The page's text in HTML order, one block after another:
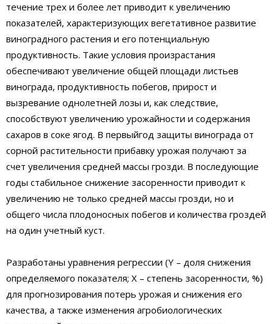
течение трех и более лет приводит к увеличению
показателей, характеризующих вегетативное развитие
виноградного растения и его потенциальную
продуктивность. Такие условия произрастания
обеспечивают увеличение общей площади листьев
винограда, продуктивность побегов, прирост и
вызревание однолетней лозы и, как следствие,
способствуют увеличению урожайности и содержания
сахаров в соке ягод. В первыйгод защиты винограда от
сорной растительности прибавку урожая получают за
счет увеличения средней массы грозди. В последующие
годы стабильное снижение засоренности приводит к
увеличению не только средней массы грозди, но и
общего числа плодоносных побегов и количества гроздей
на один учетный куст.
Разработаны уравнения регрессии (Y – доля снижения
определяемого показателя; X – степень засоренности, %)
для прогнозирования потерь урожая и снижения его
качества, а также изменения агробиологических